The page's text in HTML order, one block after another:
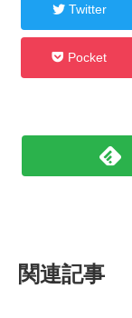
Twitter
Pocket
関連記事